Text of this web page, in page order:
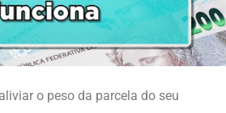
o peso da parcela do seu